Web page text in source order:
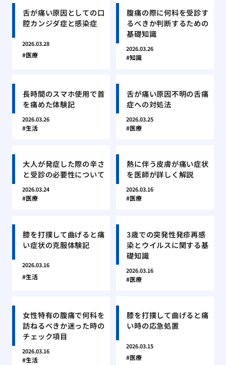
舌が痛い原因としての口
腔カンジダ症と感染症
2026.03.28
医療
腹痛の際に何科を受診す
るべきか判断するための
基礎知識
2026.03.26
知識
長時間のスマホ使用で首
を痛めた体験記
2026.03.26
生活
舌が痛い原因不明の舌痛
症への対処法
2026.03.25
医療
大人が発症した際の辛さ
と受診の必要性について
2026.03.24
医療
熱に伴う皮膚が痛い症状
を医師が詳しく解説
2026.03.16
医療
膝を打撲して曲げると痛
い症状の克服体験記
2026.03.16
生活
3歳での突発性発疹再感
染とウイルスに関する基
礎知識
2026.03.16
医療
女性特有の腹痛で何科を
訪ねるべきか迷った時の
チェック項目
2026.03.16
生活
膝を打撲して曲げると痛
い時の応急処置
2026.03.15
医療